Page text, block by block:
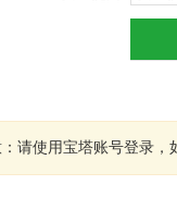
请使用宝塔账号登录，